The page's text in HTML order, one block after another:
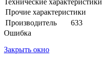
Прочие характеристики
Производитель
633
Ошибка
Закрыть окно